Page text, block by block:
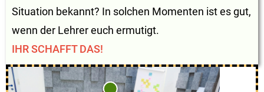
Situation bekannt? In solchen Momenten ist es gut,
wenn der Lehrer euch ermutigt.
IHR SCHAFFT DAS!